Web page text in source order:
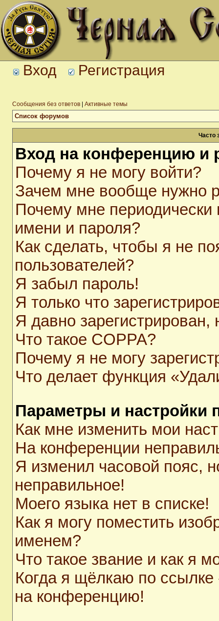
Вход Регистрация
Сообщения без ответов Активные темы
Список форумов
Часто
Вход на конференцию и
Почему я не могу войти?
Зачем мне вообще нужно
Почему мне периодически
имени и пароля?
Как сделать, чтобы я не
пользователей?
Я забыл пароль!
Я только что
Я давно
Что такое COPPA?
Почему я не могу
Что делает функция
Параметры и настройки
Как мне изменить мои
На конференции
Я изменил часовой пояс,
неправильное!
Моего языка нет в списке!
Как я могу поместить
именем?
Что такое звание и как я
Когда я щёлкаю по ссылке
на конференцию!